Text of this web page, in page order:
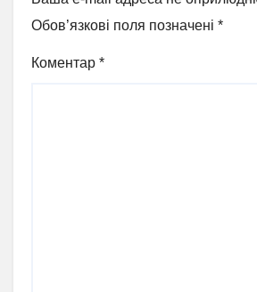
Обов’язкові поля позначені *
Коментар *